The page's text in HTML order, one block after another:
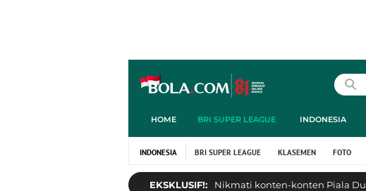
HOME BRI SUPER LEAGUE INDONESIA
INDONESIA BRI SUPER LEAGUE KLASEMEN FOTO
EKSKLUSIF!: Nikmati konten-konten Piala